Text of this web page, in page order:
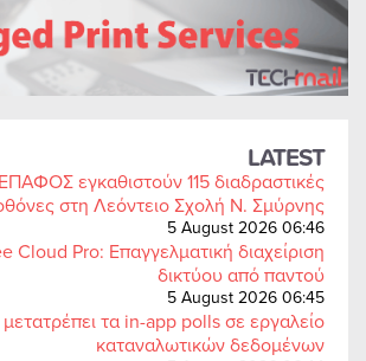
LATEST
εγκαθιστούν 115 διαδραστικές
στη Λεόντειο Σχολή Ν. Σμύρνης
5 August 2026 06:46
Cloud Pro: Επαγγελματική διαχείριση
δικτύου από παντού
5 August 2026 06:45
τα in-app polls σε εργαλείο
καταναλωτικών δεδομένων